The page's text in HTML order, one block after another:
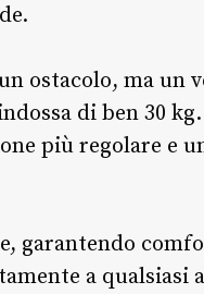
ostacolo, ma un
di ben 30
più regolare e
garantendo
a